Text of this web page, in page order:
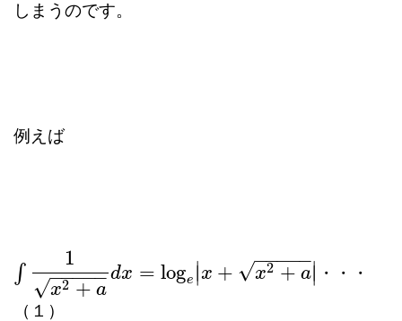
しまうのです。
例えば
∫
1
x2 + a
− −
−−−
√
dx = loge ∣∣x + x2 + a
− −
−−−
√ ∣
∣
1 x2+adx=loge| x+x 2+a|
・・・
（１）